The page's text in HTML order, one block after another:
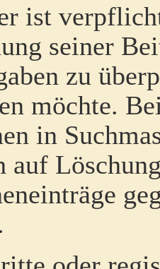
ist
seiner
zu
möchte.
in
auf